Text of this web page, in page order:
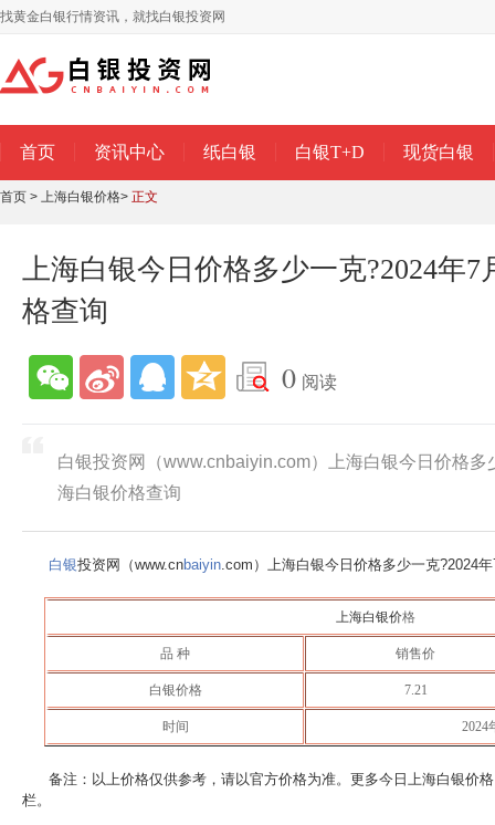
找黄金白银行情资讯，就找白银投资网
首页 资讯中心 纸白银 白银T+D 现货白银
首页 > 上海白银价格> 正文
上海白银今日价格多少一克?2024年7
格查询
0 阅读
白银投资网（www.cnbaiyin.com）上海白银今日价格
海白银价格查询
白银投资网（www.cnbaiyin.com）上海白银今日价格多少一克?2024
上海白银价格
品 种 销售价
白银价格 7.21
时间 2024
备注：以上价格仅供参考，请以官方价格为准。更多今日上海白银价
栏。